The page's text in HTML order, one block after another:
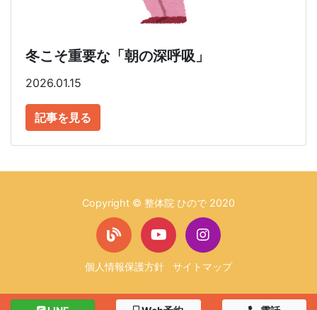
冬こそ重要な「朝の深呼吸」
2026.01.15
記事を見る
Copyright © 整体院 ひので 2020
個人情報保護方針 サイトマップ